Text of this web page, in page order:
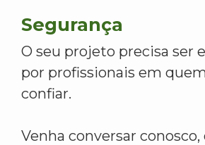
Segurança
O seu projeto precisa ser
por profissionais em
confiar.
Venha conversar